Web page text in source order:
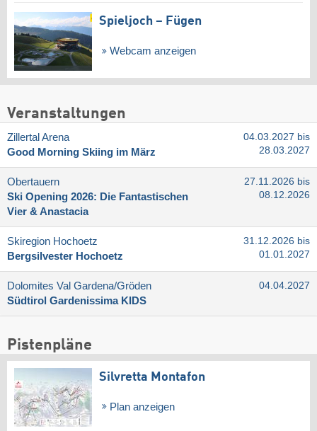
Spieljoch – Fügen
Webcam anzeigen
Veranstaltungen
Zillertal Arena
Good Morning Skiing im März
04.03.2027 bis
28.03.2027
Obertauern
Ski Opening 2026: Die Fantastischen
Vier & Anastacia
27.11.2026 bis
08.12.2026
Skiregion Hochoetz
Bergsilvester Hochoetz
31.12.2026 bis
01.01.2027
Dolomites Val Gardena/​Gröden
Südtirol Gardenissima KIDS
04.04.2027
Pistenpläne
Silvretta Montafon
Plan anzeigen